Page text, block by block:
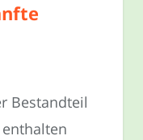
Bestandteil